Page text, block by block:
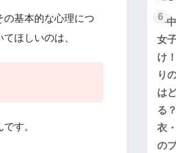
基本的な心理につ
ほしいのは、
す。
6